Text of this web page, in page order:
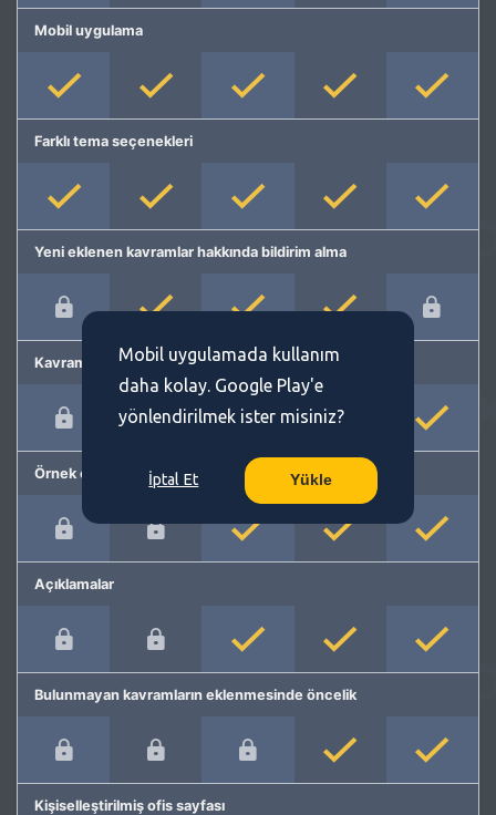
Mobil uygulama
Farklı tema seçenekleri
Yeni eklenen kavramlar hakkında bildirim alma
Kavram önerme
Örnek cümleler
Açıklamalar
Bulunmayan kavramların eklenmesinde öncelik
Kişiselleştirilmiş ofis sayfası
Mobil uygulamada kullanım
daha kolay. Google Play'e
yönlendirilmek ister misiniz?
İptal Et Yükle